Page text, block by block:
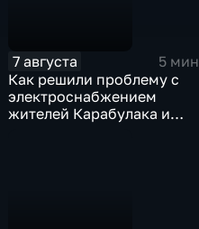
7 августа
5 мин
Как решили проблему с
электроснабжением
жителей Карабулака и